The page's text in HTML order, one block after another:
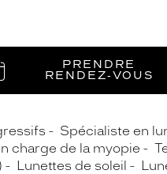
PRENDRE
RENDEZ‑VOUS
Spécialiste en
charge de la myopie
Lunettes de soleil